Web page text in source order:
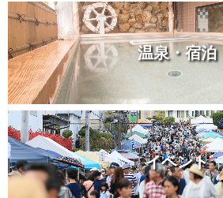
温泉・宿泊
イベント